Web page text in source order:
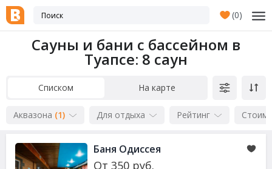
(0)
Сауны и бани с бассейном в
Туапсе: 8 саун
Списком На карте
Аквазона (1) Для отдыха Рейтинг
Баня Одиссея
От350 руб.